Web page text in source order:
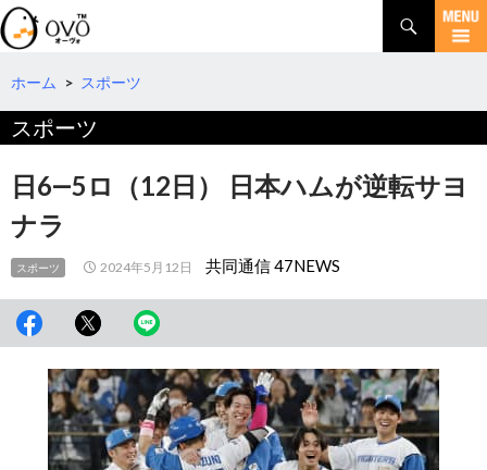
検
索
コ
テ
へ
ホーム > スポーツ
スポーツ
日6―5ロ（12日） 日本ハムが逆転サヨ
ナラ
スポーツ 2024年5月12日 共同通信 47NEWS